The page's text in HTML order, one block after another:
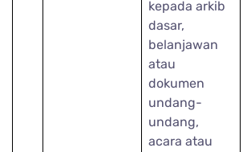
kepada arkib
dasar,
belanjawan
atau
dokumen
undang-
undang,
acara atau